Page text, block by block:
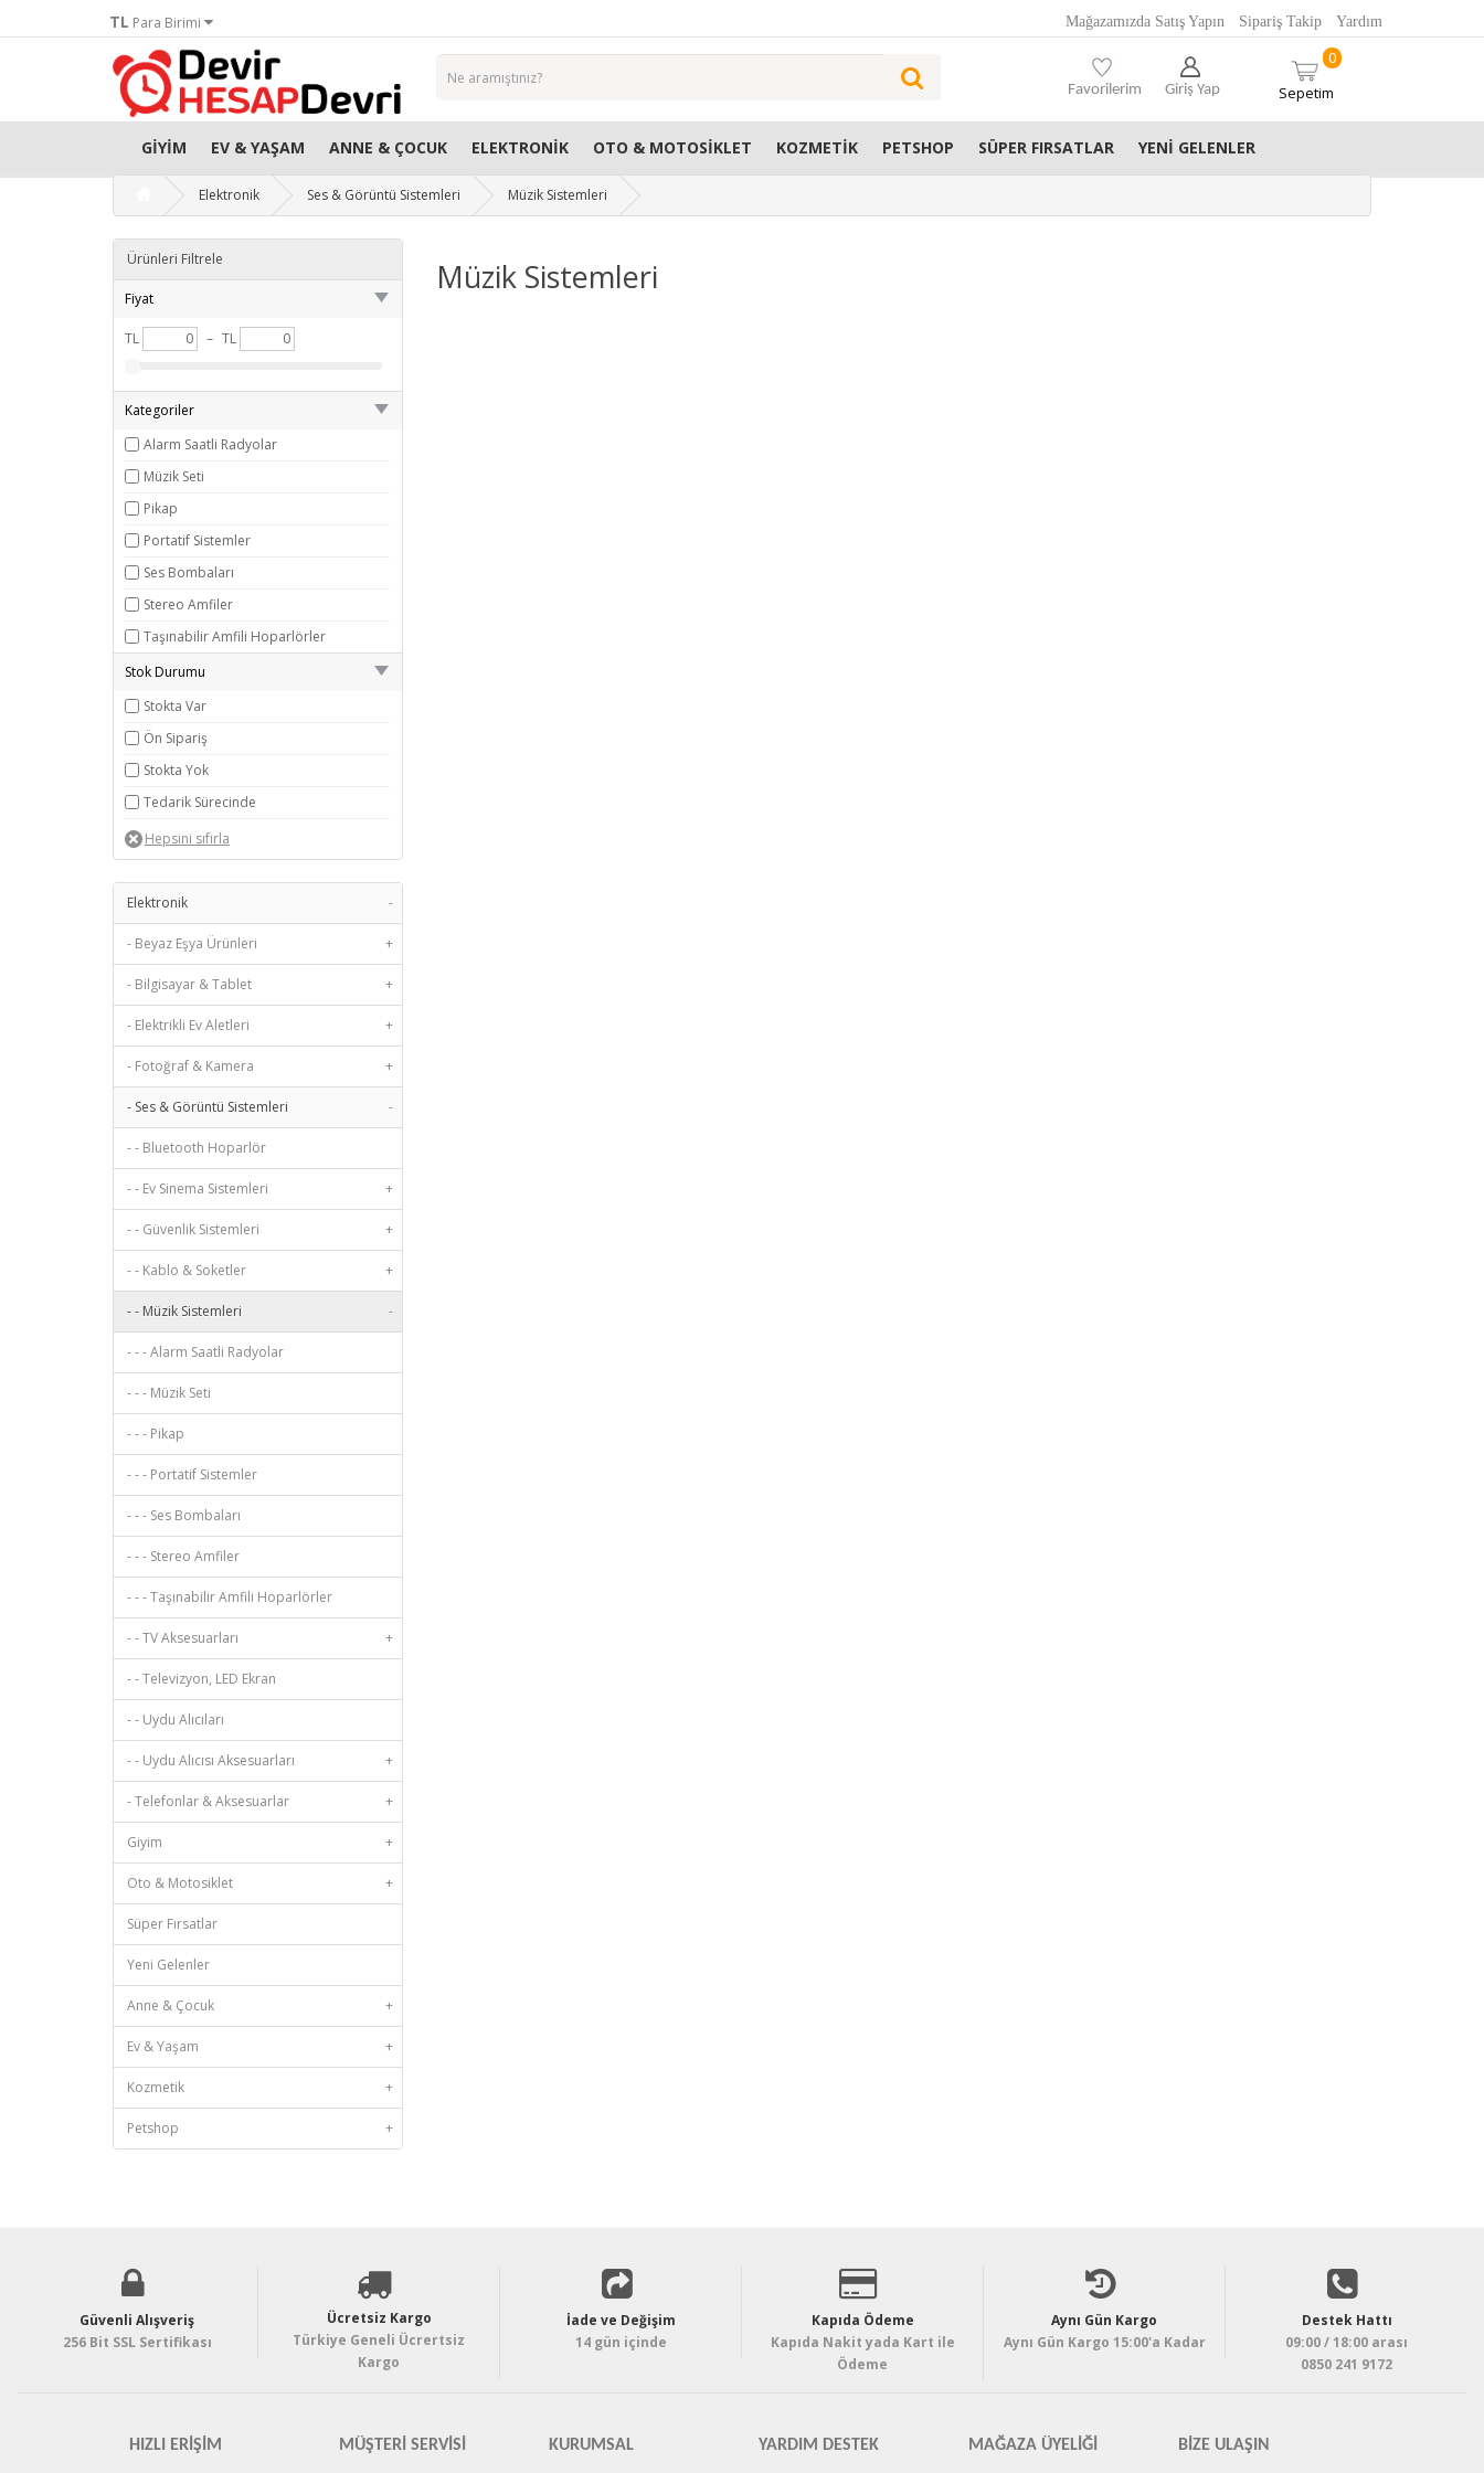
TL Para Birimi Mağazamızda Satış Yapın Sipariş Takip Yardım
0
Sepetim
Favorilerim Giriş Yap
GIYIM EV & YAŞAM ANNE & ÇOCUK ELEKTRONIK OTO & MOTOSIKLET KOZMETIK PETSHOP SÜPER FIRSATLAR YENI GELENLER
Elektronik Ses & Görüntü Sistemleri Müzik Sistemleri
Ürünleri Filtrele
Fiyat
TL – TL
Kategoriler
Alarm Saatli Radyolar
Müzik Seti
Pikap
Portatif Sistemler
Ses Bombaları
Stereo Amfiler
Taşınabilir Amfili Hoparlörler
Stok Durumu
Stokta Var
Ön Sipariş
Stokta Yok
Tedarik Sürecinde
Elektronik -
- Beyaz Eşya Ürünleri +
- Bilgisayar & Tablet +
- Elektrikli Ev Aletleri +
- Fotoğraf & Kamera +
- Ses & Görüntü Sistemleri -
- - Bluetooth Hoparlör
- - Ev Sinema Sistemleri +
- - Güvenlik Sistemleri +
- - Kablo & Soketler +
- - Müzik Sistemleri -
- - - Alarm Saatli Radyolar
- - - Müzik Seti
- - - Pikap
- - - Portatif Sistemler
- - - Ses Bombaları
- - - Stereo Amfiler
- - - Taşınabilir Amfili Hoparlörler
- - TV Aksesuarları +
- - Televizyon, LED Ekran
- - Uydu Alıcıları
- - Uydu Alıcısı Aksesuarları +
- Telefonlar & Aksesuarlar +
Giyim +
Oto & Motosiklet +
Süper Fırsatlar
Yeni Gelenler
Anne & Çocuk +
Ev & Yaşam +
Kozmetik +
Petshop +
Müzik Sistemleri
Güvenli Alışveriş
256 Bit SSL Sertifikası
Ücretsiz Kargo
Türkiye Geneli Ücrertsiz
Kargo
İade ve Değişim
14 gün içinde
Kapıda Ödeme
Kapıda Nakit yada Kart ile
Ödeme
Aynı Gün Kargo
Aynı Gün Kargo 15:00'a Kadar
Destek Hattı
09:00 / 18:00 arası
0850 241 9172
HIZLI ERIŞIM MÜŞTERI SERVISI KURUMSAL YARDIM DESTEK MAĞAZA ÜYELIĞI BIZE ULAŞIN